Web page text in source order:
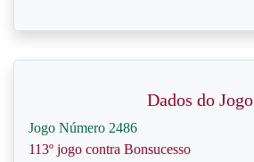
Dados do Jogo
Jogo Número 2486
113º jogo contra Bonsucesso